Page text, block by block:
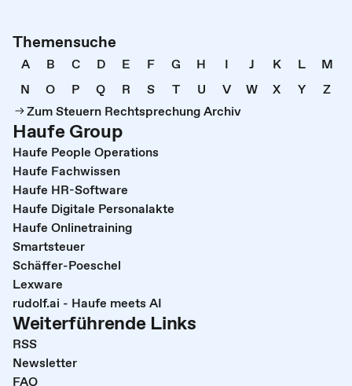
Themensuche
A B C D E F G H I J K L
M
N
O P Q R S T U V W X Y
Z
Zum Steuern Rechtsprechung Archiv
Haufe Group
Haufe People Operations
Haufe Fachwissen
Haufe HR-Software
Haufe Digitale Personalakte
Haufe Onlinetraining
Smartsteuer
Schäffer-Poeschel
Lexware
rudolf.ai - Haufe meets AI
Weiterführende Links
RSS
Newsletter
FAQ